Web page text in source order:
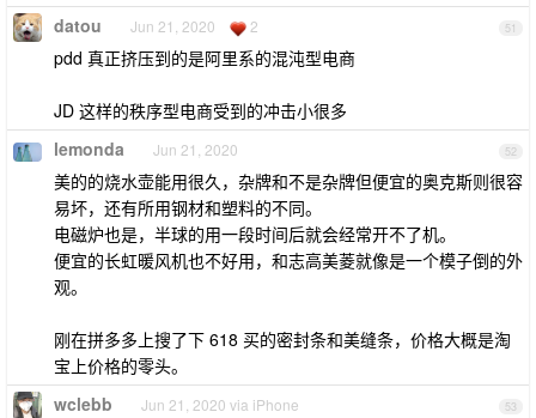
51
datou Jun 21, 2020 2
pdd 真正挤压到的是阿里系的混沌型电商
JD 这样的秩序型电商受到的冲击小很多
52
lemonda Jun 21, 2020
美的的烧水壶能用很久，杂牌和不是杂牌但便宜的奥克斯则很容
易坏，还有所用钢材和塑料的不同。
电磁炉也是，半球的用一段时间后就会经常开不了机。
便宜的长虹暖风机也不好用，和志高美菱就像是一个模子倒的外
观。
刚在拼多多上搜了下 618 买的密封条和美缝条，价格大概是淘
宝上价格的零头。
53
wclebb Jun 21, 2020 via iPhone